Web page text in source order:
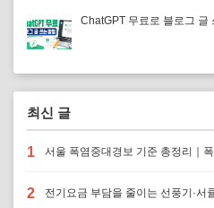
ChatGPT 무료로 블로그 글
최신 글
1 서울 폭염중대경보 기준 총정리｜
2 전기요금 부담을 줄이는 선풍기·서